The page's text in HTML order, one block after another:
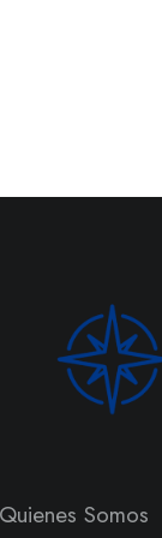
Quienes Somos